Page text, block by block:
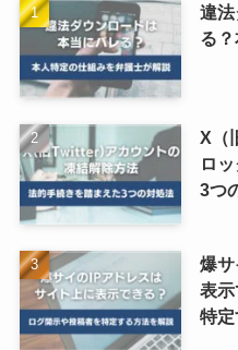
違
る
X（
ロ
3つ
爆
表
特